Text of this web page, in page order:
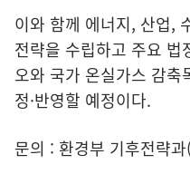
이와 함께 에너지, 산업,
전략을 수립하고 주요 법
오와 국가 온실가스 감
정·반영할 예정이다.
문의 : 환경부 기후전략